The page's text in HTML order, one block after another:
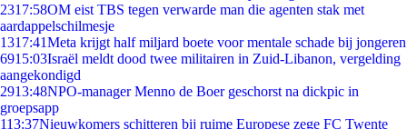
2317:58OM eist TBS tegen verwarde man die agenten stak met
aardappelschilmesje
1317:41Meta krijgt half miljard boete voor mentale schade bij jongeren
6915:03Israël meldt dood twee militairen in Zuid-Libanon, vergelding
aangekondigd
2913:48NPO-manager Menno de Boer geschorst na dickpic in
groepsapp
113:37Nieuwkomers schitteren bij ruime Europese zege FC Twente